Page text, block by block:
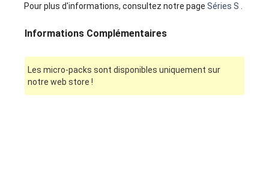
Pour plus d'informations, consultez notre pageSéries S
Informations Complémentaires
Les micro-packs sont disponibles uniquement sur
notre web store !